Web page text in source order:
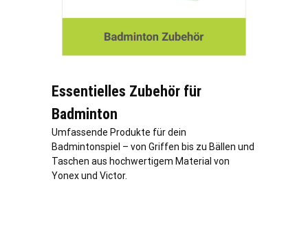
Essentielles Zubehör für
Badminton
Umfassende Produkte für dein
Badmintonspiel – von Griffen bis zu Bällen und
Taschen aus hochwertigem Material von
Yonex und Victor.